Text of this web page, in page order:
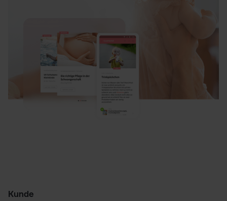
Projektmerkmal
Kunde